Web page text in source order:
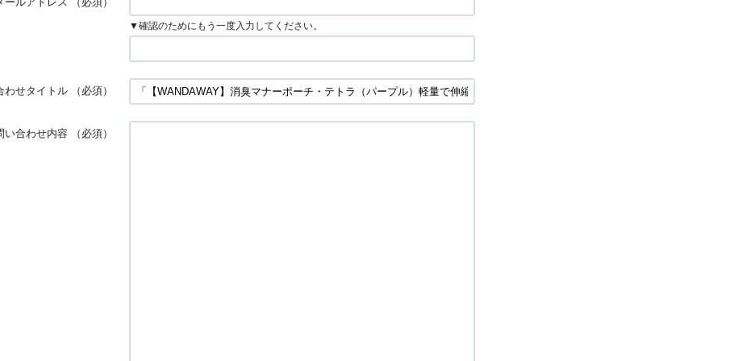
▼確認のためにもう一度入力してください。
わせタイトル （必須）
い合わせ内容 （必須）